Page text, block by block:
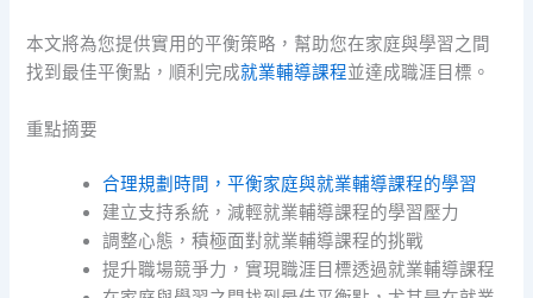
本文將為您提供實用的平衡策略，幫助您在家庭與學習之間
找到最佳平衡點，順利完成就業輔導課程並達成職涯目標。
重點摘要
合理規劃時間，平衡家庭與就業輔導課程的學習
建立支持系統，減輕就業輔導課程的學習壓力
調整心態，積極面對就業輔導課程的挑戰
提升職場競爭力，實現職涯目標透過就業輔導課程